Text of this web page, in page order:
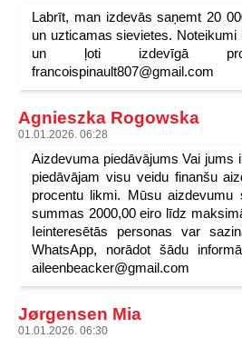
Labrīt, man izdevās saņemt 20
un uzticamas sievietes.
un ļoti izdevīgā
francoispinault807@gmail.com
Agnieszka Rogowska
01.01.2026. 06:28
Aizdevuma piedāvājums Vai
piedāvājam visu veidu finanšu
procentu likmi. Mūsu
summas 2000,00 eiro līdz
Ieinteresētās personas var
WhatsApp, norādot šādu
aileenbeacker@gmail.com
Jørgensen Mia
01.01.2026. 06:30